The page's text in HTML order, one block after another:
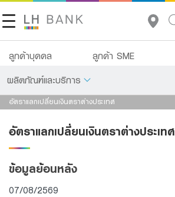
ลูกค้าบุคคล ลูกค้า SME
ผลิตภัณฑ์และบริการ
เกี่ยวกับเรา
ติดต่อเรา
อัตราแลกเปลี่ยนเงินตราต่างประเทศ
อัตราแลกเปลี่ยนเงินตราต่างประเทศ
ข้อมูลย้อนหลัง